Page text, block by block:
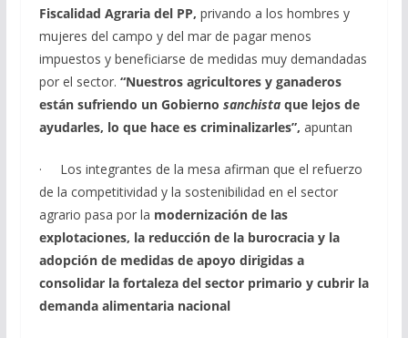
Fiscalidad Agraria del PP, privando a los hombres y
mujeres del campo y del mar de pagar menos
impuestos y beneficiarse de medidas muy demandadas
por el sector. “Nuestros agricultores y ganaderos
están sufriendo un Gobierno sanchistaque lejos de
ayudarles, lo que hace es criminalizarles”, apuntan
· Los integrantes de la mesa afirman que el refuerzo
de la competitividad y la sostenibilidad en el sector
agrario pasa por la modernización de las
explotaciones, la reducción de la burocracia y la
adopción de medidas de apoyo dirigidas a
consolidar la fortaleza del sector primario y cubrir la
demanda alimentaria nacional